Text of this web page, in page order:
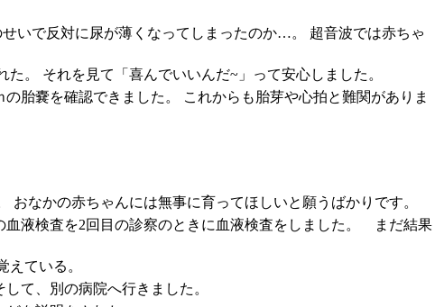
いで反対に尿が薄くなってしまったのか…。 超音波では赤ちゃ
。 それを見て「喜んでいいんだ~」って安心しました。
胎嚢を確認できました。 これからも胎芽や心拍と難関がありま
なかの赤ちゃんには無事に育ってほしいと願うばかりです。
液検査を2回目の診察のときに血液検査をしました。 まだ結果
ている。
て、別の病院へ行きました。